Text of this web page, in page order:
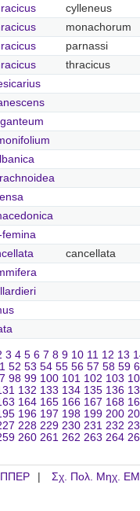
cylleneus
monachorum
parnassi
thracicus
cancellata
3 4 5 6 7 8 9 10 11 12 13
52 53 54 55 56 57 58 59
98 99 100 101 102 103
132 133 134 135 136
164 165 166 167 168
196 197 198 199 200
228 229 230 231 232
260 261 262 263 264
Σχ. Πολ. Μηχ.